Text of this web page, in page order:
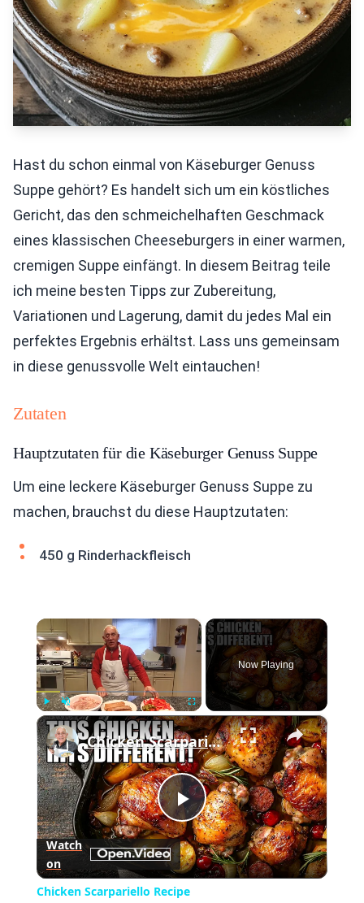
Hast du schon einmal von Käseburger Genuss
Suppe gehört? Es handelt sich um ein köstliches
Gericht, das den schmeichelhaften Geschmack
eines klassischen Cheeseburgers in einer warmen,
cremigen Suppe einfängt. In diesem Beitrag teile
ich meine besten Tipps zur Zubereitung,
Variationen und Lagerung, damit du jedes Mal ein
perfektes Ergebnis erhältst. Lass uns gemeinsam
in diese genussvolle Welt eintauchen!
Zutaten
Hauptzutaten für die Käseburger Genuss Suppe
Um eine leckere Käseburger Genuss Suppe zu
machen, brauchst du diese Hauptzutaten:
450 g Rinderhackfleisch
×
Play Unmute Fullscreen
Now Playing
×
Play
Video
Chicken Scarpariello Recipe
Watch
on
Chicken Scarpariello Recipe